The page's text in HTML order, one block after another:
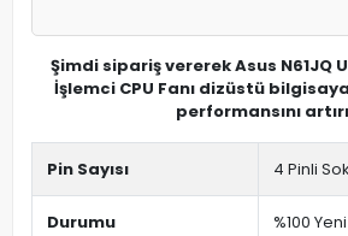
Şimdi sipariş vererek Asus N61JQ
İşlemci CPU Fanı dizüstü
performansını
Pin Sayısı 4 Pinli
Durumu %100 Yeni